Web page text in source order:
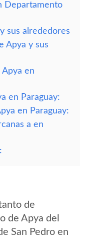
Departamento
sus alrededores
Apya y sus
Apya en
en Paraguay:
en Paraguay:
a en
de
de Apya del
San Pedro en